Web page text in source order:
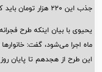
جذب این ۲۲۰ هزار تومان باید کل سبد را خریداری کنند.
ماه اجرا می‌شود، گفت:
این طرح از هجدهم تا پایان